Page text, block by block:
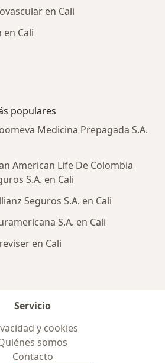
en Cali
Cali
populares
Medicina Prepagada S.A.
American Life De Colombia
S.A. en Cali
Seguros S.A. en Cali
S.A. en Cali
en Cali
Servicio
y cookies
somos
Contacto